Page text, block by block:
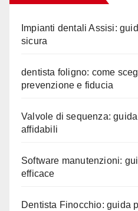
Impianti dentali Assisi:
sicura
dentista foligno: come
prevenzione e fiducia
Valvole di sequenza:
affidabili
Software manutenzioni:
efficace
Dentista Finocchio: guida